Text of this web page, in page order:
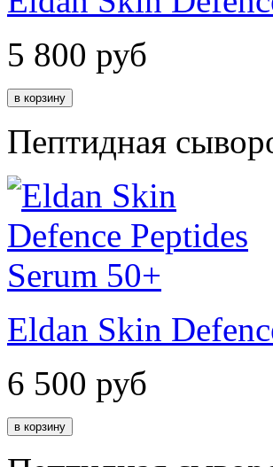
5 800 руб
Пептидная
Eldan Skin
6 500 руб